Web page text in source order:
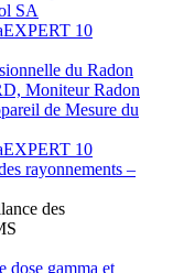
SA
10
du Radon
Moniteur Radon
de Mesure du
10
rayonnements –
des
dose gamma et